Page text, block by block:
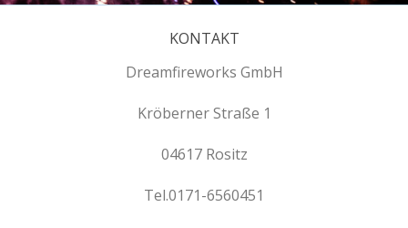
KONTAKT
Dreamfireworks GmbH
Kröberner Straße 1
04617Rositz
Tel.0171-6560451